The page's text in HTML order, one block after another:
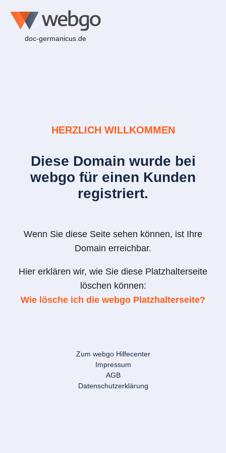
doc-germanicus.de
HERZLICH WILLKOMMEN
Diese Domain wurde bei
webgo für einen Kunden
registriert.
Wenn Sie diese Seite sehen können, ist Ihre
Domain erreichbar.
Hier erklären wir, wie Sie diese Platzhalterseite
löschen können:
Wie lösche ich die webgo Platzhalterseite?
Zum webgo Hilfecenter
Impressum
AGB
Datenschutzerklärung